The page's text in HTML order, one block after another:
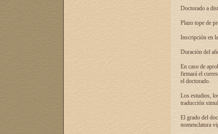
Doctorado a
Plazo tope de
Inscripción en
Duración del
En caso de
firmará el
el doctorado.
Los estudios,
traducción
El grado del
nomenclatura